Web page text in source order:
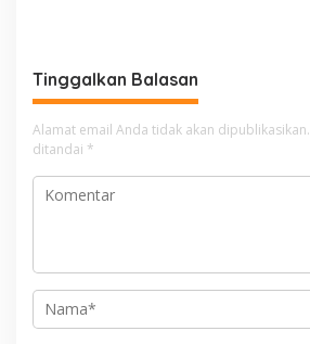
Tinggalkan Balasan
Alamat email Anda tidak akan dipublikasikan.
ditandai *